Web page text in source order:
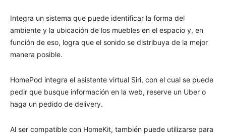
Integra un sistema que puede identificar la forma del
ambiente y la ubicación de los muebles en el espacio y, en
función de eso, logra que el sonido se distribuya de la mejor
manera posible.
HomePod integra el asistente virtual Siri, con el cual se puede
pedir que busque información en la web, reserve un Uber o
haga un pedido de delivery.
Al ser compatible con HomeKit, también puede utilizarse para